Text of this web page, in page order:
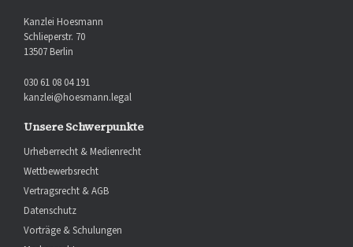
Kanzlei Hoesmann
Schlieperstr. 70
13507 Berlin
030 61 08 04 191
kanzlei@hoesmann.legal
Unsere Schwerpunkte
Urheberrecht & Medienrecht
Wettbewerbsrecht
Vertragsrecht & AGB
Datenschutz
Vorträge & Schulungen